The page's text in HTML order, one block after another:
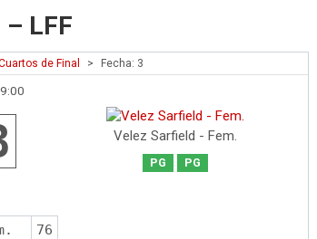
LFF
de Final > Fecha: 3
Velez Sarfield - Fem.
PG PG
76